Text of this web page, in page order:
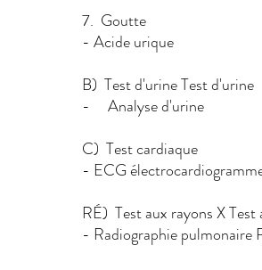
7. Goutte
- Acide urique
B) Test d'urine Test d'urine
- Analyse d'urine
C) Test cardiaque
- ECG
RÉ) Test aux rayons X Test
- Radiographie pulmonaire